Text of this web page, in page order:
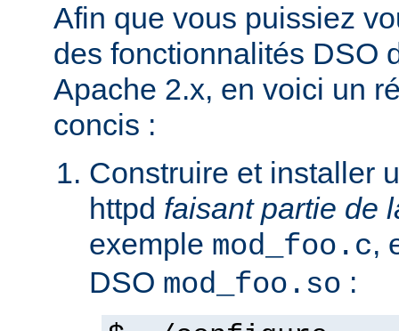
Afin que vous puissiez
des fonctionnalités DSO
Apache 2.x, en voici un
concis :
Construire et installer
httpd faisant partie de
exemple mod_foo.c,
DSO mod_foo.so :